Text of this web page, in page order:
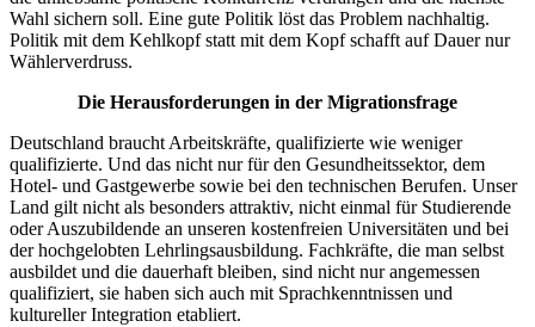
Wahl sichern soll. Eine gute Politik löst das Problem nachhaltig.
Politik mit dem Kehlkopf statt mit dem Kopf schafft auf Dauer nur
Wählerverdruss.
Die Herausforderungen in der Migrationsfrage
Deutschland braucht Arbeitskräfte, qualifizierte wie weniger
qualifizierte. Und das nicht nur für den Gesundheitssektor, dem
Hotel- und Gastgewerbe sowie bei den technischen Berufen. Unser
Land gilt nicht als besonders attraktiv, nicht einmal für Studierende
oder Auszubildende an unseren kostenfreien Universitäten und bei
der hochgelobten Lehrlingsausbildung. Fachkräfte, die man selbst
ausbildet und die dauerhaft bleiben, sind nicht nur angemessen
qualifiziert, sie haben sich auch mit Sprachkenntnissen und
kultureller Integration etabliert.